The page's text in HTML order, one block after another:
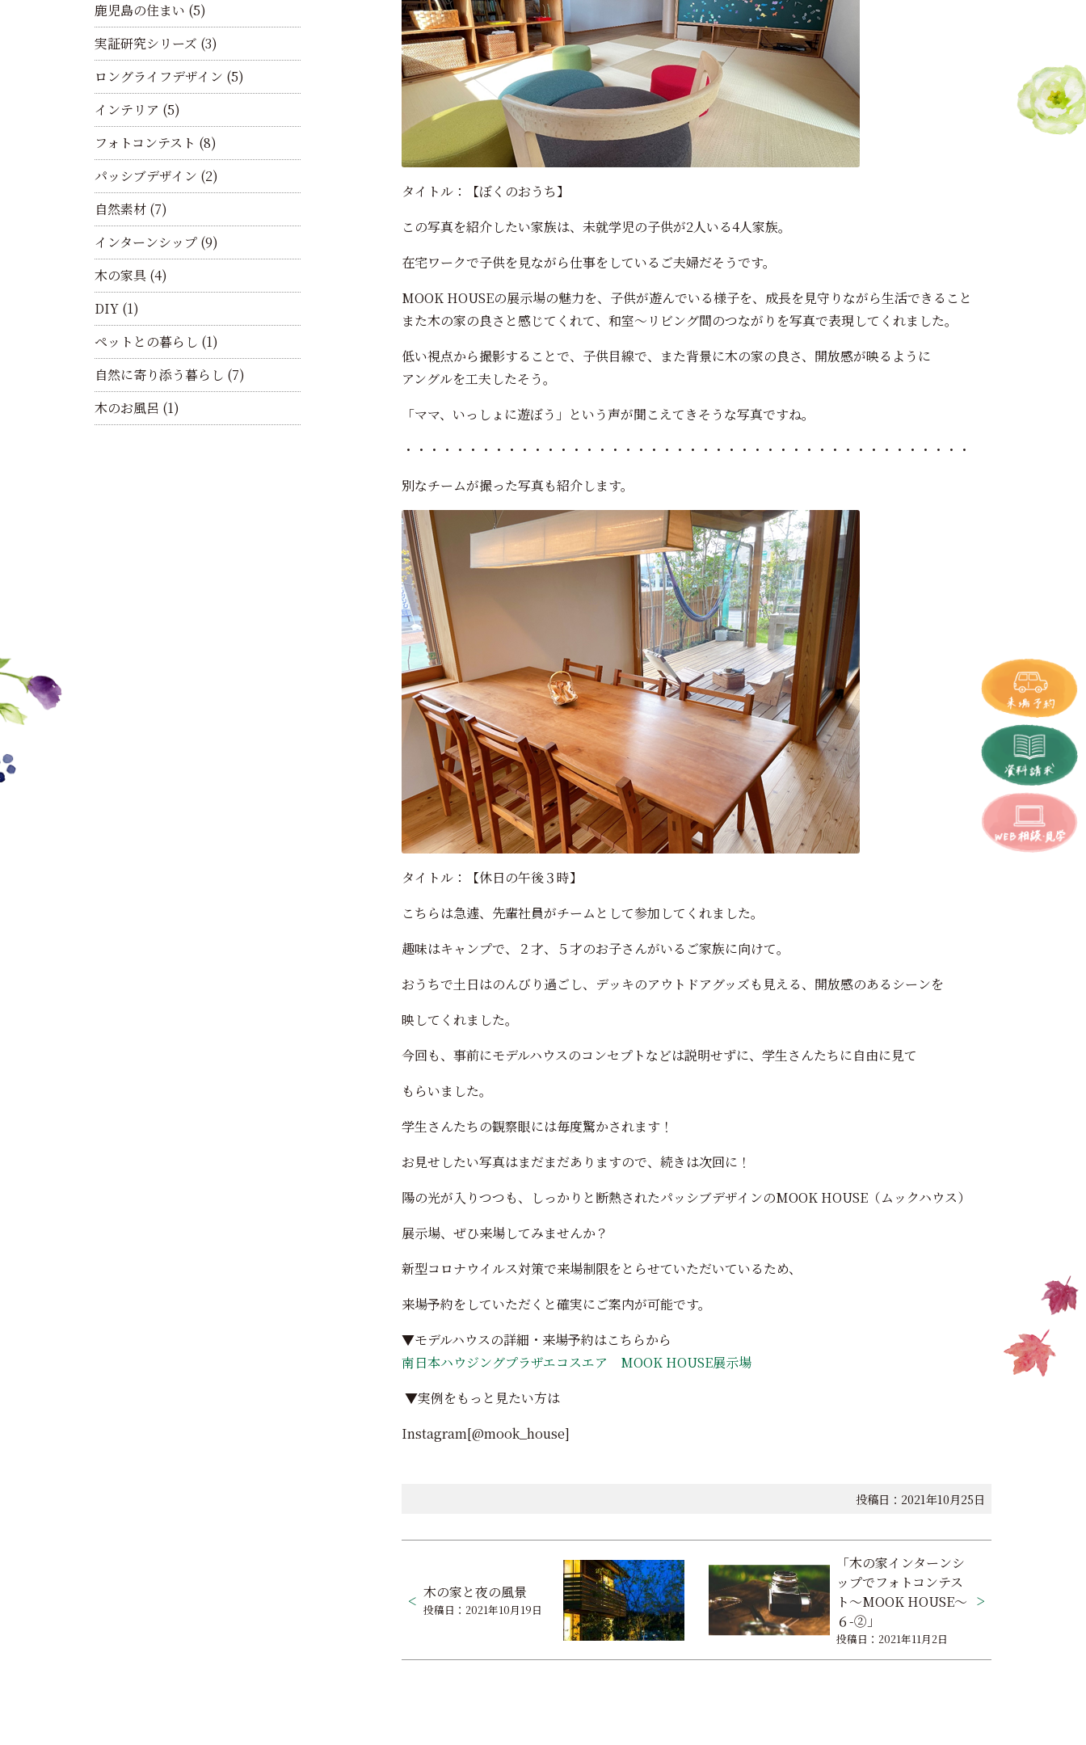
タイトル：【ぼくのおうち】
この写真を紹介したい家族は、未就学児の子供が2人いる4人家族。
在宅ワークで子供を見ながら仕事をしているご夫婦だそうです。
MOOK HOUSEの展示場の魅力を、子供が遊んでいる様子を、成長を見守りながら生活できること
また木の家の良さと感じてくれて、和室～リビング間のつながりを写真で表現してくれました。
低い視点から撮影することで、子供目線で、また背景に木の家の良さ、開放感が映るように
アングルを工夫したそう。
「ママ、いっしょに遊ぼう」という声が聞こえてきそうな写真ですね。
・・・・・・・・・・・・・・・・・・・・・・・・・・・・・・・・・・・・・・・・・・・・
別なチームが撮った写真も紹介します。
タイトル：【休日の午後３時】
こちらは急遽、先輩社員がチームとして参加してくれました。
趣味はキャンプで、２才、５才のお子さんがいるご家族に向けて。
おうちで土日はのんびり過ごし、デッキのアウトドアグッズも見える、開放感のあるシーンを
映してくれました。
今回も、事前にモデルハウスのコンセプトなどは説明せずに、学生さんたちに自由に見て
もらいました。
学生さんたちの観察眼には毎度驚かされます！
お見せしたい写真はまだまだありますので、続きは次回に！
陽の光が入りつつも、しっかりと断熱されたパッシブデザインのMOOK HOUSE（ムックハウス）
展示場、ぜひ来場してみませんか？
新型コロナウイルス対策で来場制限をとらせていただいているため、
来場予約をしていただくと確実にご案内が可能です。
▼モデルハウスの詳細・来場予約はこちらから
南日本ハウジングプラザエコスエア MOOK HOUSE展示場
▼実例をもっと見たい方は
Instagram[@mook_house]
投稿日：2021年10月25日
稿
ナ
木の家と夜の風景
投稿日：2021年10月19日
「木の家インターンシ
ップでフォトコンテス
ト～MOOK HOUSE～
６-②」
投稿日：2021年11月2日
鹿児島の住まい (5)
実証研究シリーズ (3)
ロングライフデザイン (5)
インテリア (5)
フォトコンテスト (8)
パッシブデザイン (2)
自然素材 (7)
インターンシップ (9)
木の家具 (4)
DIY (1)
ペットとの暮らし (1)
自然に寄り添う暮らし (7)
木のお風呂 (1)